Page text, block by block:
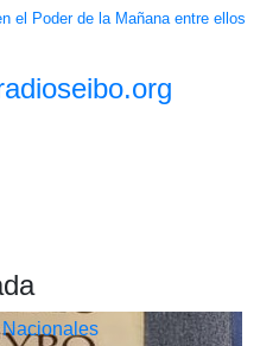
el Poder de la Mañana entre ellos